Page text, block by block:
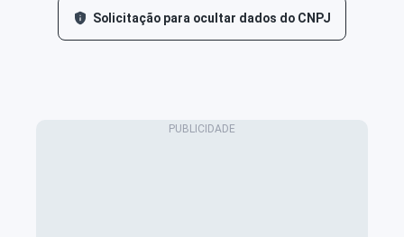
Solicitação para ocultar dados do CNPJ